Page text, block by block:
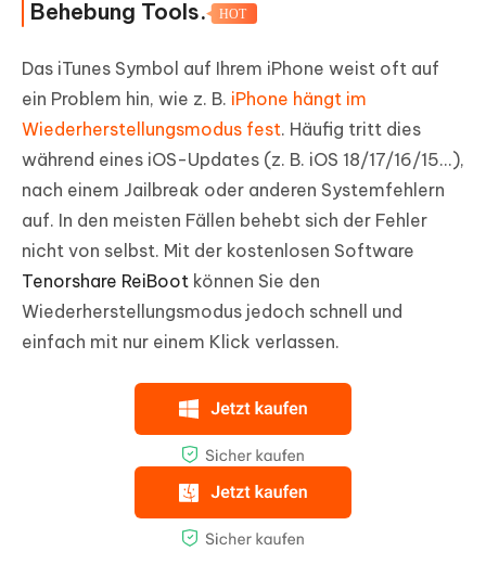
Behebung Tools. HOT
Das iTunes Symbol auf Ihrem iPhone weist oft auf
ein Problem hin, wie z. B. iPhone hängt im
Wiederherstellungsmodus fest. Häufig tritt dies
während eines iOS-Updates (z. B. iOS 18/17/16/15...),
nach einem Jailbreak oder anderen Systemfehlern
auf. In den meisten Fällen behebt sich der Fehler
nicht von selbst. Mit der kostenlosen Software
Tenorshare ReiBoot können Sie den
Wiederherstellungsmodus jedoch schnell und
einfach mit nur einem Klick verlassen.